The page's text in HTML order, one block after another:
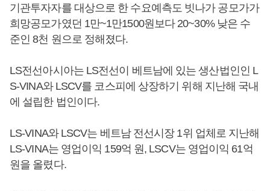
기관투자자를 대상으로 한 수요예측도 빗나가 공모가가
희망공모가였던 1만~1만1500원보다 20~30% 낮은 수
준인 8천 원으로 정해졌다.
LS전선아시아는 LS전선이 베트남에 있는 생산법인인 L
S-VINA와 LSCV를 코스피에 상장하기 위해 지난해 국내
에 설립한 법인이다.
LS-VINA와 LSCV는 베트남 전선시장 1위 업체로 지난해
LS-VINA는 영업이익 159억 원, LSCV는 영업이익 61억
원을 올렸다.